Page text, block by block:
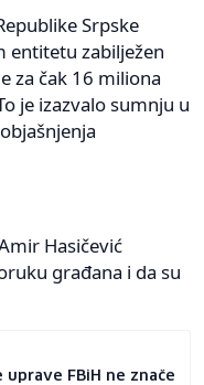
Srpske
entitetu zabilježen
za čak 16 miliona
je izazvalo sumnju u
Hasičević
građana i da su
FBiH ne znače